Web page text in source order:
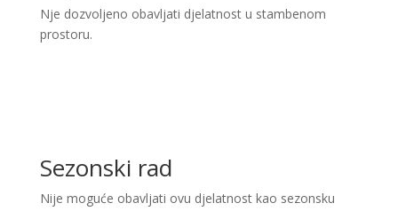
Nje dozvoljeno obavljati djelatnost u stambenom
prostoru.
Sezonski rad
Nije moguće obavljati ovu djelatnost kao sezonsku